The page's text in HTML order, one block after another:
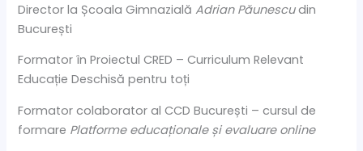
Director la Școala GimnazialăAdrian Păunescudin
București
Formator în Proiectul CRED – Curriculum Relevant
Educație Deschisă pentru toți
Formator colaborator al CCD București – cursul de
formare Platforme educaționale și evaluare online